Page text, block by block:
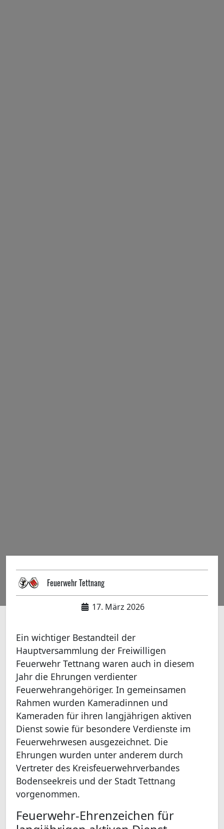
Feuerwehr Tettnang
17. März 2026
Ein wichtiger Bestandteil der
Hauptversammlung der Freiwilligen
Feuerwehr Tettnang waren auch in diesem
Jahr die Ehrungen verdienter
Feuerwehrangehöriger. In gemeinsamen
Rahmen wurden Kameradinnen und
Kameraden für ihren langjährigen aktiven
Dienst sowie für besondere Verdienste im
Feuerwehrwesen ausgezeichnet. Die
Ehrungen wurden unter anderem durch
Vertreter des Kreisfeuerwehrverbandes
Bodenseekreis und der Stadt Tettnang
vorgenommen.
Feuerwehr-Ehrenzeichen für